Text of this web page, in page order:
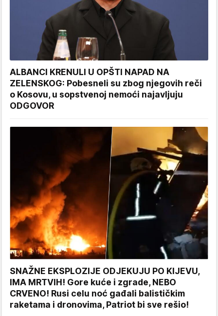
ALBANCI KRENULI U OPŠTI NAPAD NA
ZELENSKOG: Pobesneli su zbog njegovih reči
o Kosovu, u sopstvenoj nemoći najavljuju
ODGOVOR
SNAŽNE EKSPLOZIJE ODJEKUJU PO KIJEVU,
IMA MRTVIH! Gore kuće i zgrade, NEBO
CRVENO! Rusi celu noć gađali balističkim
raketama i dronovima, Patriot bi sve rešio!